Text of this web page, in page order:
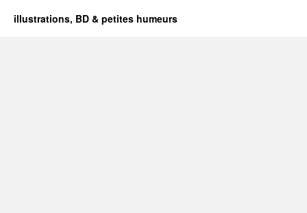
illustrations, BD & petites humeurs